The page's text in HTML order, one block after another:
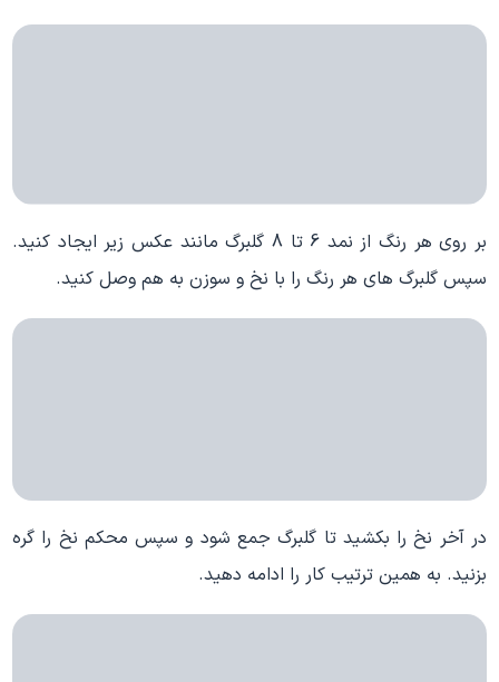
بر روی هر رنگ از نمد 6 تا 8 گلبرگ مانند عکس زیر ایجاد کنید.
سپس گلبرگ های هر رنگ را با نخ و سوزن به هم وصل کنید.
در آخر نخ را بکشید تا گلبرگ جمع شود و سپس محکم نخ را گره
بزنید. به همین ترتیب کار را ادامه دهید.